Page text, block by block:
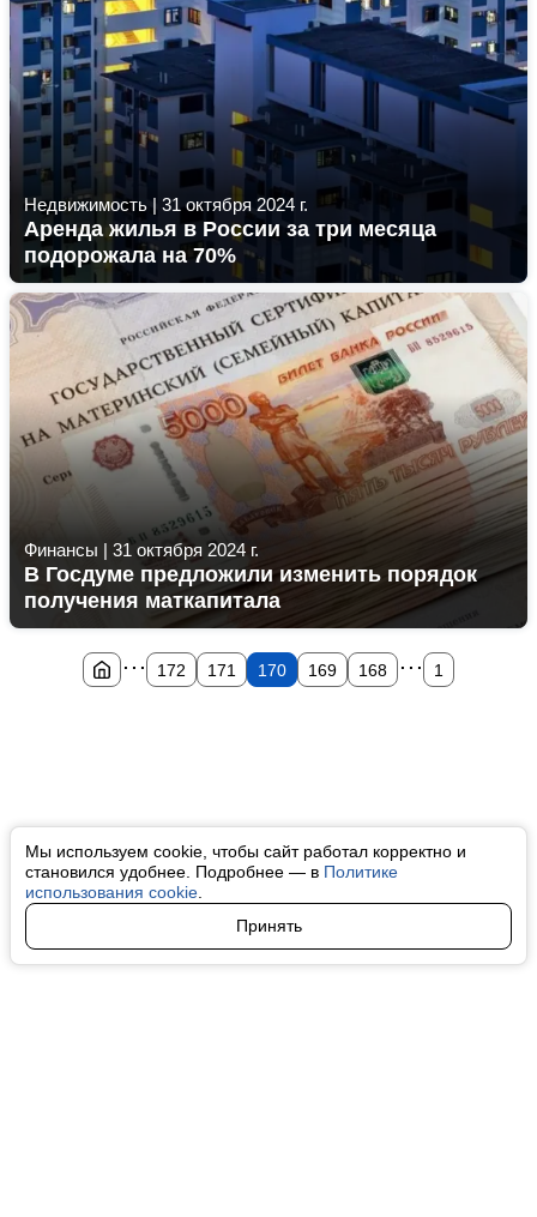
Мы используем cookie, чтобы сайт работал корректно и
становился удобнее. Подробнее — в Политике
использования cookie
Принять
Недвижимость | 31 октября 2024 г.
Аренда жилья в России за три месяца
подорожала на 70%
Финансы | 31 октября 2024 г.
В Госдуме предложили изменить порядок
получения маткапитала
... 172 171 170 169 168 ... 1